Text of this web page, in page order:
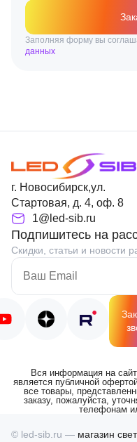
Заполняя форму вы
данных
г. Новосибирск,ул.
Стартовая, д. 4, оф. 8
1@led-sib.ru
Подпишитесь на
Скидки, статьи и новости
Вся информация на
является публичной
все товары,
заказу, пожалуйста,
телефонам
© led-sib.ru — магазин